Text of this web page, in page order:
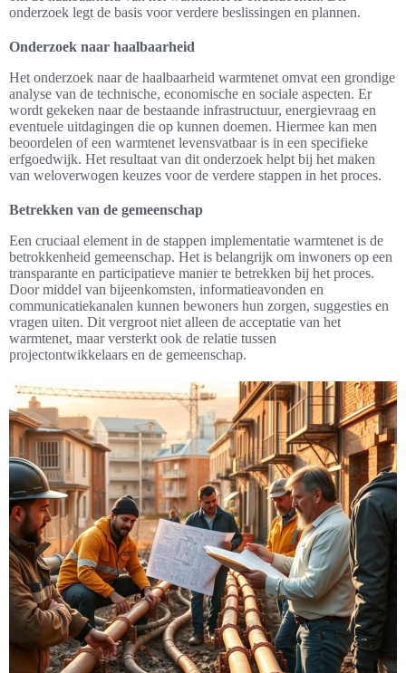
onderzoek legt de basis voor verdere beslissingen en plannen.
Onderzoek naar haalbaarheid
Het onderzoek naar de haalbaarheid warmtenet omvat een grondige
analyse van de technische, economische en sociale aspecten. Er
wordt gekeken naar de bestaande infrastructuur, energievraag en
eventuele uitdagingen die op kunnen doemen. Hiermee kan men
beoordelen of een warmtenet levensvatbaar is in een specifieke
erfgoedwijk. Het resultaat van dit onderzoek helpt bij het maken
van weloverwogen keuzes voor de verdere stappen in het proces.
Betrekken van de gemeenschap
Een cruciaal element in de stappen implementatie warmtenet is de
betrokkenheid gemeenschap. Het is belangrijk om inwoners op een
transparante en participatieve manier te betrekken bij het proces.
Door middel van bijeenkomsten, informatieavonden en
communicatiekanalen kunnen bewoners hun zorgen, suggesties en
vragen uiten. Dit vergroot niet alleen de acceptatie van het
warmtenet, maar versterkt ook de relatie tussen
projectontwikkelaars en de gemeenschap.